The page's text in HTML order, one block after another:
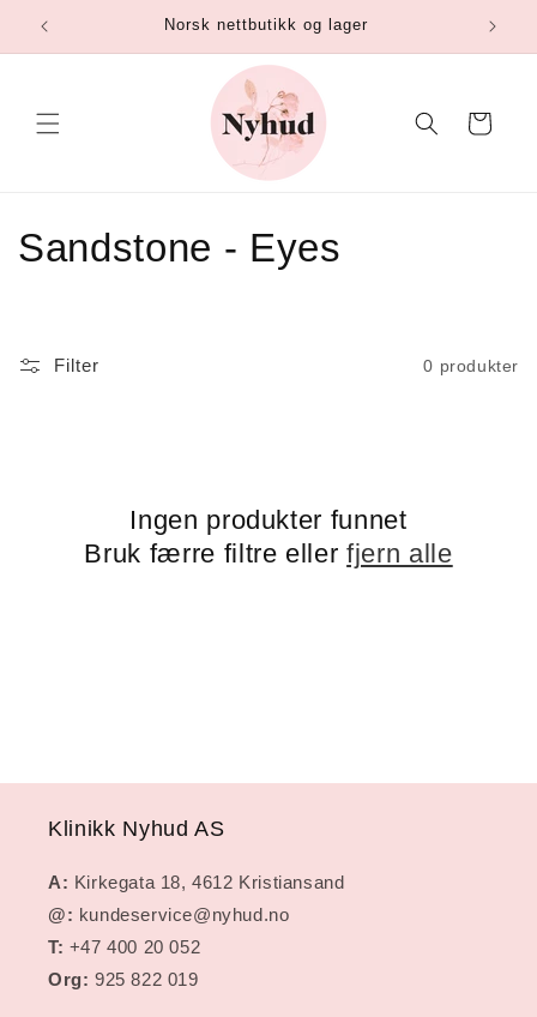
videre til
Norsk nettbutikk og lager
Handlekurv
S
m
Sandstone - Eyes
Filter 0 produkter
Ingen produkter funnet
Bruk færre filtre ellerfjern alle
Klinikk Nyhud AS
A: Kirkegata 18, 4612 Kristiansand
@: kundeservice@nyhud.no
T: +47 400 20 052
Org: 925 822 019